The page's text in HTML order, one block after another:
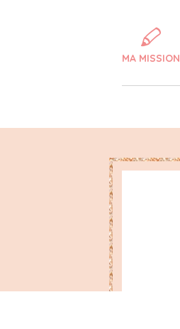
MA MISSION